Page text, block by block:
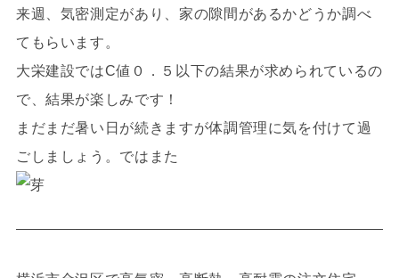
来週、気密測定があり、家の隙間があるかどうか調べ
てもらいます。
大栄建設ではC値０．５以下の結果が求められているの
で、結果が楽しみです！
まだまだ暑い日が続きますが体調管理に気を付けて過
ごしましょう。ではまた